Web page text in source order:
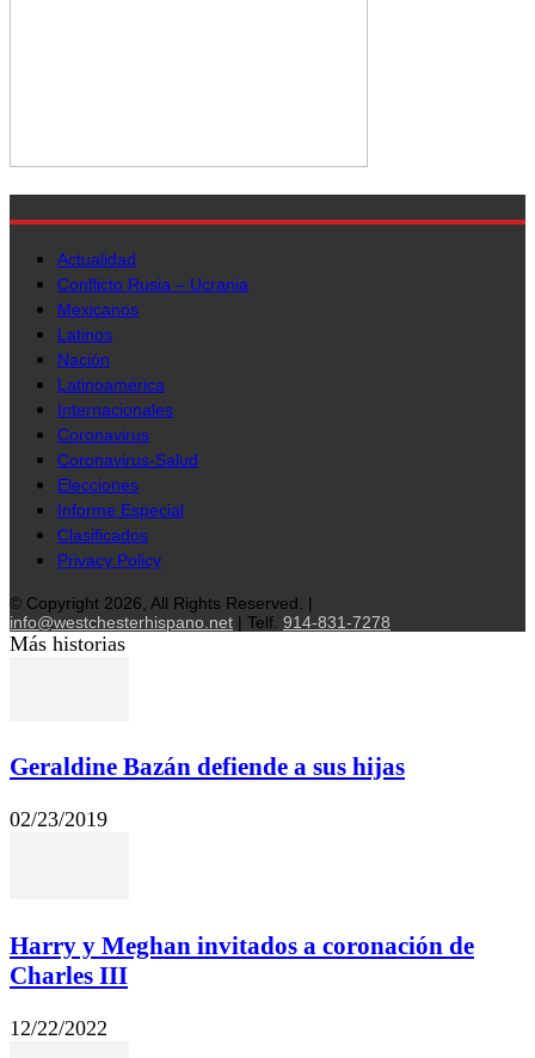
Actualidad
Conflicto Rusia – Ucrania
Mexicanos
Latinos
Nación
Latinoamérica
Internacionales
Coronavirus
Coronavirus-Salud
Elecciones
Informe Especial
Clasificados
Privacy Policy
© Copyright 2026, All Rights Reserved. |
info@westchesterhispano.net | Telf. 914-831-7278
Más historias
Geraldine Bazán defiende a sus hijas
02/23/2019
Harry y Meghan invitados a coronación de
Charles III
12/22/2022